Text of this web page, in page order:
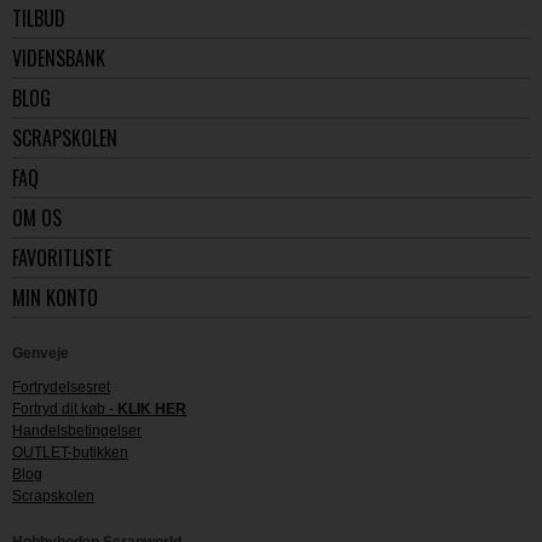
TILBUD
VIDENSBANK
BLOG
SCRAPSKOLEN
FAQ
OM OS
FAVORITLISTE
MIN KONTO
Genveje
Fortrydelsesret
Fortryd dit køb - KLIK HER
Handelsbetingelser
OUTLET-butikken
Blog
Scrapskolen